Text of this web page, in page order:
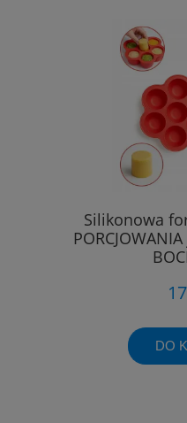
Silikonowa
DO